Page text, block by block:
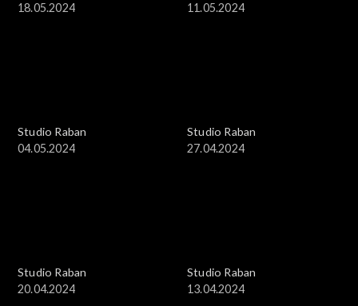
18.05.2024
11.05.2024
Studio Raban
04.05.2024
Studio Raban
27.04.2024
Studio Raban
20.04.2024
Studio Raban
13.04.2024